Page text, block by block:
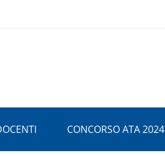
CONCORSO ATA 2024